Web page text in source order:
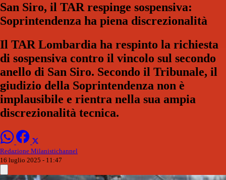
San Siro, il TAR respinge sospensiva:
Soprintendenza ha piena discrezionalità
Il TAR Lombardia ha respinto la richiesta
di sospensiva contro il vincolo sul secondo
anello di San Siro. Secondo il Tribunale, il
giudizio della Soprintendenza non è
implausibile e rientra nella sua ampia
discrezionalità tecnica.
Redazione Milanistichannel
16 luglio 2025 - 11:47